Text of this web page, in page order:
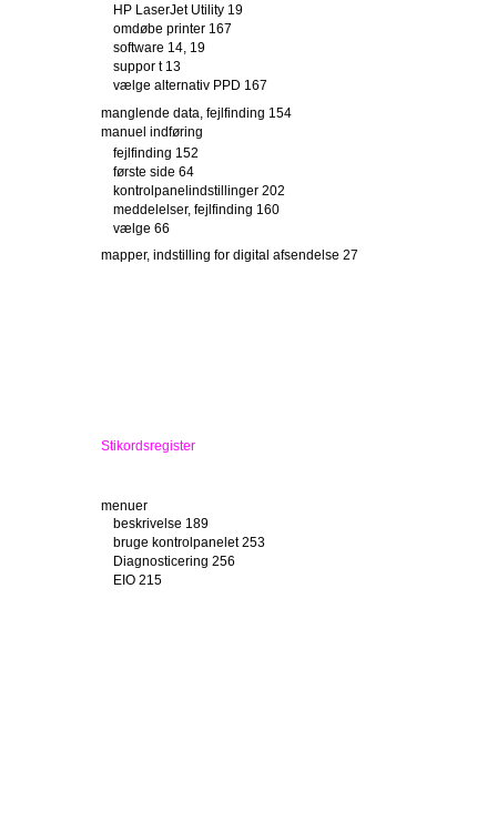
HP LaserJet Utility 19
omdøbe printer 167
software 14, 19
suppor t 13
vælge alternativ PPD 167
manglende data, fejlfinding 154
manuel indføring
fejlfinding 152
første side 64
kontrolpanelindstillinger 202
meddelelser, fejlfinding 160
vælge 66
mapper, indstilling for digital afsendelse 27
Stikordsregister
menuer
beskrivelse 189
bruge kontrolpanelet 253
Diagnosticering 256
EIO 215